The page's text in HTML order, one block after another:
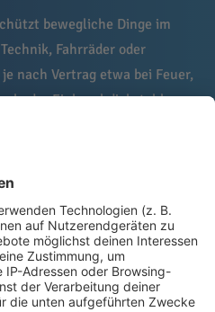
bewegliche Dinge im
Fahrräder oder
nach Vertrag etwa bei Feuer,
oder Einbruchdiebstahl.
Ist der
ins Spiel. Sie betrifft nicht
Gebäude selbst: Wände,
nach Tarif weitere